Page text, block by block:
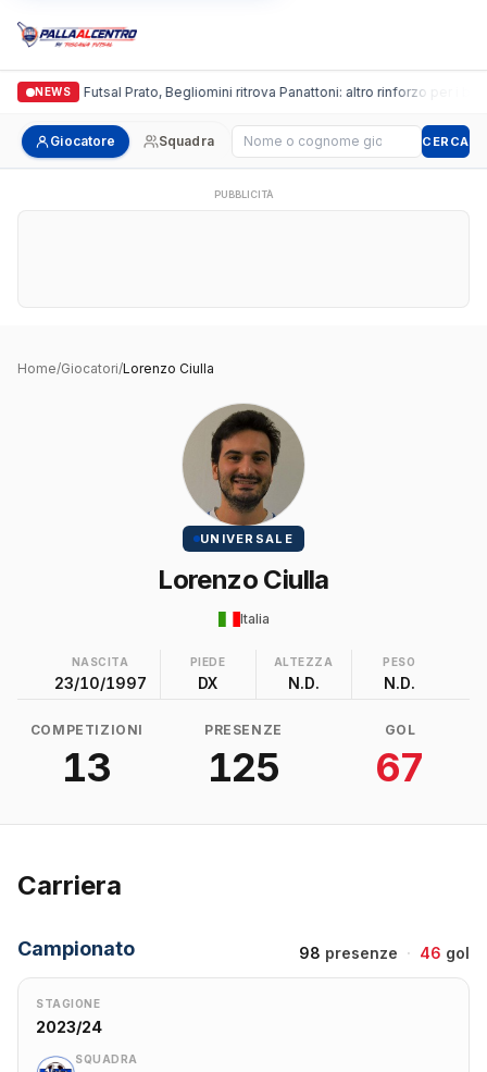
NEWS
Italgronda Futsal Prato, Begliomini ritrova Panattoni: altro rinforzo per i
Giocatore Squadra Cerca giocatore CERCA
PUBBLICITÀ
Home/Giocatori/Lorenzo Ciulla
UNIVERSALE
Lorenzo Ciulla
Italia
NASCITA
23/10/1997
PIEDE
DX
ALTEZZA
N.D.
PESO
N.D.
COMPETIZIONI
13
PRESENZE
125
GOL
67
Carriera
Campionato 98 presenze · 46 gol
STAGIONE
2023/24
SQUADRA